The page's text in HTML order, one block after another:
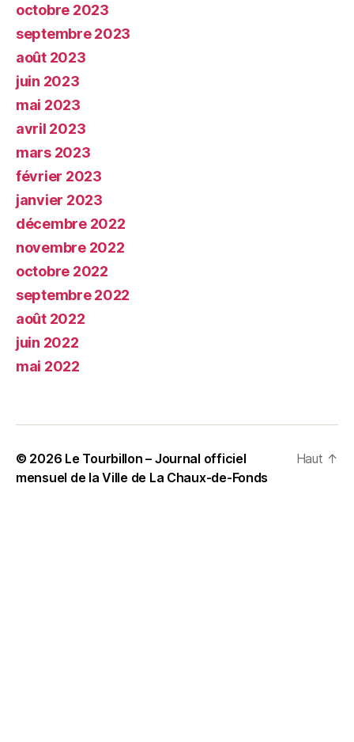
octobre 2023
septembre 2023
août 2023
juin 2023
mai 2023
avril 2023
mars 2023
février 2023
janvier 2023
décembre 2022
novembre 2022
octobre 2022
septembre 2022
août 2022
juin 2022
mai 2022
© 2026 Le Tourbillon – Journal officiel
mensuel de la Ville de La Chaux-de-Fonds
Haut ↑